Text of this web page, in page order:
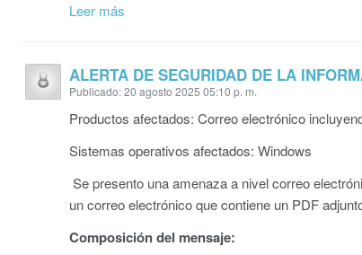
Leer más
ALERTA DE SEGURIDAD DE LA
Publicado: 20 agosto 2025 05:10 p. m.
Productos afectados: Correo electrónico
Sistemas operativos afectados: Windows
Se presento una amenaza a nivel correo
un correo electrónico que contiene un PDF
Composición del mensaje: